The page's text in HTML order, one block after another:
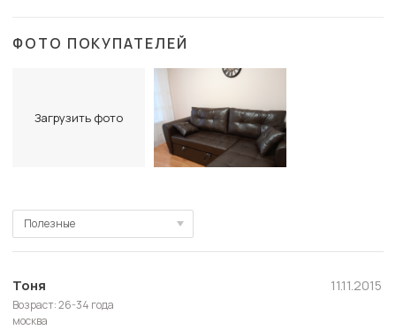
ФОТО ПОКУПАТЕЛЕЙ
Загрузить фото
Полезные
Полезные
Новые
Старые
Тоня
Возраст: 26-34 года
москва
11.11.2015